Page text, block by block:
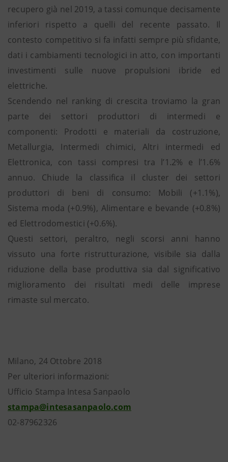
recupero già nel 2019, a tassi comunque decisamente
inferiori rispetto a quelli del recente passato. Il
contesto competitivo si fa infatti sempre più sfidante,
dati i cambiamenti tecnologici in atto, con importanti
investimenti sulle nuove propulsioni ibride ed
elettriche.
Scendendo nel ranking di crescita troviamo la gran
parte dei settori produttori di intermedi e
componenti: Prodotti e materiali da costruzione,
Metallurgia, Intermedi chimici, Altri intermedi ed
Elettronica, con tassi compresi tra l’1.2% e l’1.6%
annuo. Chiude la classifica il cluster dei settori
produttori di beni di consumo: Mobili (+1.1%),
Sistema moda (+0.9%), Alimentare e bevande (+0.8%)
ed Elettrodomestici (+0.6%).
Questi settori, peraltro, negli scorsi anni hanno
vissuto una forte ristrutturazione, visibile sia dalla
riduzione della base produttiva sia dal significativo
miglioramento dei risultati medi delle imprese
rimaste sul mercato.
Milano, 24 Ottobre 2018
Per ulteriori informazioni:
Ufficio Stampa Intesa Sanpaolo
stampa@intesasanpaolo.com
02-87962326